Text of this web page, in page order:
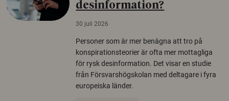
desinformation?
30 juli 2026
Personer som är mer benägna att tro på
konspirationsteorier är ofta mer mottagliga
för rysk desinformation. Det visar en studie
från Försvarshögskolan med deltagare i fyra
europeiska länder.